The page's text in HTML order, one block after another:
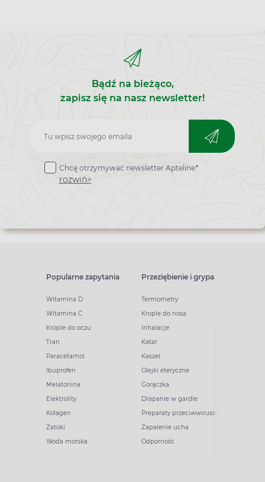
Bądź na bieżąco,
zapisz się na nasz newsletter!
Zapisz
do
newslettera
Chcę otrzymywać newsletter Apteline*
rozwiń>
Popularne zapytania
Witamina D
Witamina C
Krople do oczu
Tran
Paracetamol
Ibuprofen
Melatonina
Elektrolity
Kolagen
Zatoki
Woda morska
Przeziębienie i grypa
Termometry
Krople do nosa
Inhalacje
Katar
Kaszel
Olejki eteryczne
Gorączka
Drapanie w gardle
Preparaty przeciwwirusowe
Zapalenie ucha
Odporność